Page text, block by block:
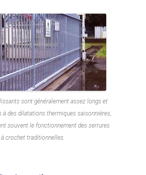
sont généralement assez longs et
à des dilatations thermiques saisonnières,
souvent le fonctionnement des serrures
à crochet traditionnelles.